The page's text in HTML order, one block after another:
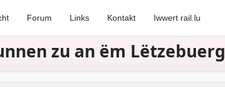
Forum Links Kontakt Iwwert rail.lu
zu an ëm Lëtzebuerg